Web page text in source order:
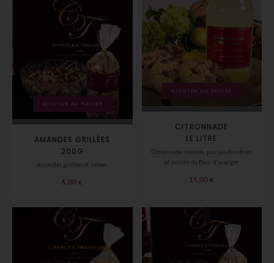
AJOUTER AU PANIER
AMANDES GRILLÉES
200G
Amandes grillées et salées.
6,00€
AJOUTER AU PANIER
CITRONNADE
LE LITRE
Citronnade maison, pur jus de citron
et pointe de fleur d'oranger
15,00€